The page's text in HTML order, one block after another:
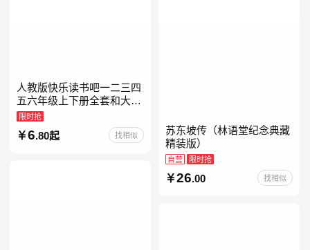
人教版快乐读书吧一二三四
五六年级上下册全套和大人
一起读人教版读读童谣和儿
歌小鲤鱼跳龙门中国古代寓
言安徒生童话学生阅读课外
限时抢
6.80起 找相似
苏东坡传（林语堂纪念典藏
精装版）
自营 限时抢
26.00 找相似